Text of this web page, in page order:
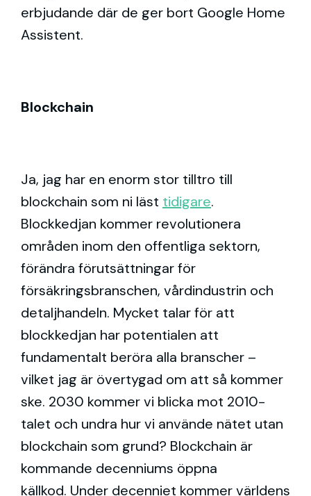
erbjudande där de ger bort Google Home
Assistent.
Blockchain
Ja, jag har en enorm stor tilltro till
blockchain som ni läst tidigare.
Blockkedjan kommer revolutionera
områden inom den offentliga sektorn,
förändra förutsättningar för
försäkringsbranschen, vårdindustrin och
detaljhandeln. Mycket talar för att
blockkedjan har potentialen att
fundamentalt beröra alla branscher –
vilket jag är övertygad om att så kommer
ske. 2030 kommer vi blicka mot 2010-
talet och undra hur vi använde nätet utan
blockchain som grund? Blockchain är
kommande decenniums öppna
källkod. Under decenniet kommer världens